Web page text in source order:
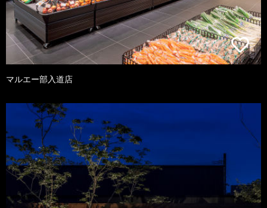
マルエー部入道店